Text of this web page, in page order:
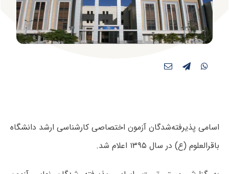
اسامی پذیرفته‌شدگان آزمون اختصاصی کارشناسی ارشد دانشگاه
باقرالعلوم (ع) در سال ۱۳۹۵ اعلام شد.